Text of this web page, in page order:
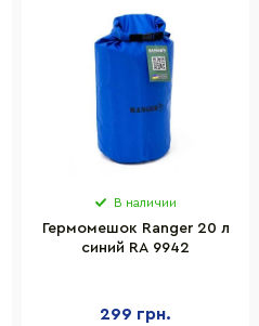
В наличии
Гермомешок Ranger 20 л
синий RA 9942
299 грн.